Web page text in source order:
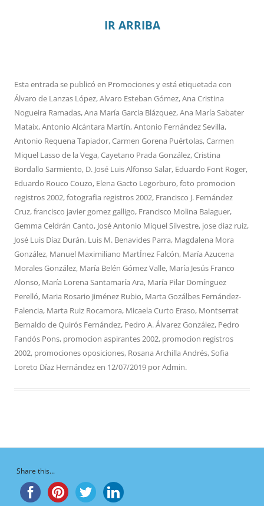
IR ARRIBA
Esta entrada se publicó en Promocionesy está etiquetada con
Álvaro de Lanzas López,Alvaro Esteban Gómez,Ana Cristina
Nogueira Ramadas,Ana María Garcia Blázquez,Ana María Sabater
Mataix,Antonio Alcántara Martín,Antonio Fernández Sevilla,
Antonio Requena Tapiador,Carmen Gorena Puértolas,Carmen
Miquel Lasso de la Vega,Cayetano Prada González,Cristina
Bordallo Sarmiento, D. José Luis Alfonso Salar, Eduardo Font Roger,
Eduardo Rouco Couzo, Elena Gacto Legorburo,foto promocion
registros 2002,fotografia registros 2002, Francisco J. Fernández
Cruz,francisco javier gomez galligo, Francisco Molina Balaguer,
Gemma Celdrán Canto, José Antonio Miquel Silvestre, jose diaz ruiz,
José Luis Díaz Durán, Luis M. Benavides Parra, Magdalena Mora
González, Manuel Maximiliano MartÍnez Falcón, María Azucena
Morales González, María Belén Gómez Valle, María Jesús Franco
Alonso, María Lorena Santamaría Ara, María Pilar Domínguez
Perelló, Maria Rosario Jiménez Rubio, Marta Gozálbes Fernández-
Palencia, Marta Ruiz Rocamora, Micaela Curto Eraso, Montserrat
Bernaldo de Quirós Fernández, Pedro A. Álvarez González, Pedro
Fandós Pons, promocion aspirantes 2002, promocion registros
2002, promociones oposiciones, Rosana Archilla Andrés,Sofia
Loreto Díaz Hernándezen 12/07/2019 porAdmin.
Share this...